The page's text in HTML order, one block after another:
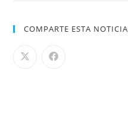
COMPARTE ESTA NOTICIA